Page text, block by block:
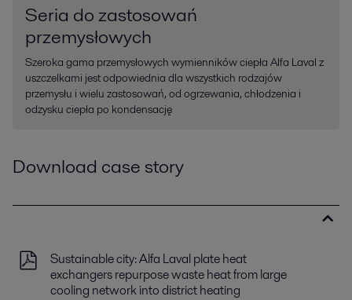
Seria do zastosowań
przemysłowych
Szeroka gama przemysłowych wymienników ciepła Alfa Laval z
uszczelkami jest odpowiednia dla wszystkich rodzajów
przemysłu i wielu zastosowań, od ogrzewania, chłodzenia i
odzysku ciepła po kondensację
Download case story
Sustainable city: Alfa Laval plate heat
exchangers repurpose waste heat from large
cooling network into district heating